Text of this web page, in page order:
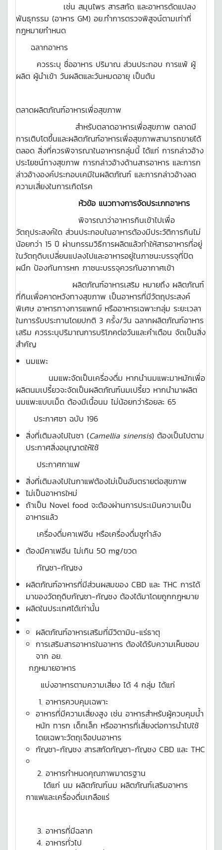
เช่น สมุนไพร สารสกัด และอาหารดัดแปลง
พันธุกรรม (อาหาร GM) อย.ทำการตรวจพิสูจน์ตามเท่าที่
กฎหมายกำหนด
ฉลากอาหาร
ควรระบุ ชื่ออาหาร ปริมาณ ส่วนประกอบ การแพ้ ผู้
ผลิต ผู้นำเข้า วันผลิตและวันหมดอายุ เป็นต้น
ตลาดผลิตภัณฑ์อาหารเพื่อสุขภาพ
สำหรับตลาดอาหารเพื่อสุขภาพ ตลาดมี
การเติบโตขึ้นและผลิตภัณฑ์อาหารเพื่อสุขภาพสามารถขายได้
ตลอด สิ่งที่ควรพิจารณาในอาหารกลุ่มนี้ ได้แก่ การกล่าวอ้าง
ประโยชน์ทางสุขภาพ การกล่าวอ้างด้านสารอาหาร และการก
ล่าวอ้างองค์ประกอบเคมีในผลิตภัณฑ์ และการกล่าวอ้างลด
ความเสี่ยงในการเกิดโรค
หัวข้อ แนวทางการจัดประเภทอาหาร
พิจารณาว่าอาหารกินเข้าไปเพื่อ
วัตถุประสงค์ใด ส่วนประกอบในอาหารต้องมีประวัติการกินไม่
น้อยกว่า 15 ปี ผ่านกรรมวิธีการผลิตแล้วทำให้สารอาหารที่อยู่
ในวัตถุดิบเปลี่ยนแปลงไปและอาหารอยู่ในภาชนะบรรจุที่ปิด
ผนึก ป้องกันการหก ภาชนะบรรจุควรกันอากาศเข้า
ผลิตภัณฑ์อาหารเสริม หมายถึง ผลิตภัณฑ์
ที่กินเพื่อคาดหวังทางสุขภาพ เป็นอาหารที่มีวัตถุประสงค์
พิเศษ อาหารทางการแพทย์ หรืออาหารเฉพาะกลุ่ม ระยะเวลา
ในการรับประทานโดยปกติ 3 ครั้ง/วัน ฉลากผลิตภัณฑ์อาหาร
เสริม ควรระบุปริมาณการบริโภคต่อวันและคำเตือน จัดเป็นสิ่ง
สำคัญ
นมแพะ
นมแพะจัดเป็นเครื่องดื่ม หากนำนมแพะมาหมักเพื่อ
ผลิตนมเปรี้ยวจะจัดเป็นผลิตภัณฑ์นมเปรี้ยว หากนำมาผลิต
นมแพะแบบเม็ด ต้องมีเนื้อนม ไม่น้อยกว่าร้อยละ 65
ประกาศชา ฉบับ 196
สิ่งที่เติมลงไปในชา (Camellia sinensis) ต้องเป็นไปตาม
ประกาศสิ่งอนุญาตให้ใช้
ประกาศกาแฟ
สิ่งที่เติมลงไปในกาแฟต้องไม่เป็นอันตรายต่อสุขภาพ
ไม่เป็นอาหารใหม่
ถ้าเป็น Novel food จะต้องผ่านการประเมินความเป็น
อาหารแล้ว
เครื่องดื่มคาเฟอีน หรือเครื่องดื่มชูกำลัง
ต้องมีคาเฟอีน ไม่เกิน 50 mg/ขวด
กัญชา-กัญชง
ผลิตภัณฑ์อาหารที่มีส่วนผสมของ CBD และ THC การได้
มาของวัตถุดิบกัญชา-กัญชง ต้องได้มาโดยถูกกฎหมาย
ผลิตในประเทศได้เท่านั้น
ผลิตภัณฑ์อาหารเสริมที่มีวิตามิน-แร่ธาตุ
การเสริมสารอาหารในอาหาร ต้องได้รับความเห็นชอบ
จาก อย.
กฎหมายอาหาร
แบ่งอาหารตามความเสี่ยง ได้ 4 กลุ่ม ได้แก่
อาหารควบคุมเฉพาะ
อาหารที่มีความเสี่ยงสูง เช่น อาหารสำหรับผู้ควบคุมน้ำ
หนัก ทารก เด็กเล็ก หรืออาหารที่เสี่ยงต่อการนำไปใช้
โดยเฉพาะวัตถุเจือปนอาหาร
กัญชา-กัญชง สารสกัดกัญชา-กัญชง CBD และ THC
อาหารกำหนดคุณภาพมาตรฐาน
ได้แก่ นม ผลิตภัณฑ์นม ผลิตภัณฑ์เสริมอาหาร
กาแฟและเครื่องดื่มเกลือแร่
อาหารที่มีฉลาก
อาหารทั่วไป